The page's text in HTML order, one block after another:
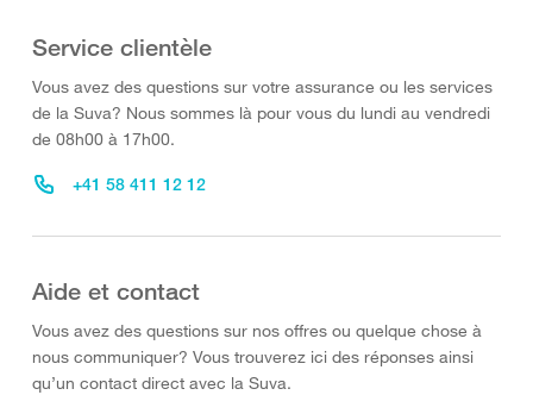
Service clientèle
Vous avez des questions sur votre assurance ou les services
de la Suva? Nous sommes là pour vous du lundi au vendredi
de 08h00 à 17h00.
+41 58 411 12 12
Aide et contact
Vous avez des questions sur nos offres ou quelque chose à
nous communiquer? Vous trouverez ici des réponses ainsi
qu’un contact direct avec la Suva.